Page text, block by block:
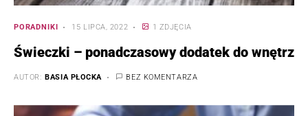
PORADNIKI 15 LIPCA, 2022 1 ZDJĘCIA
Świeczki – ponadczasowy dodatek do wnętrz
AUTOR: BASIA PŁOCKA BEZ KOMENTARZA